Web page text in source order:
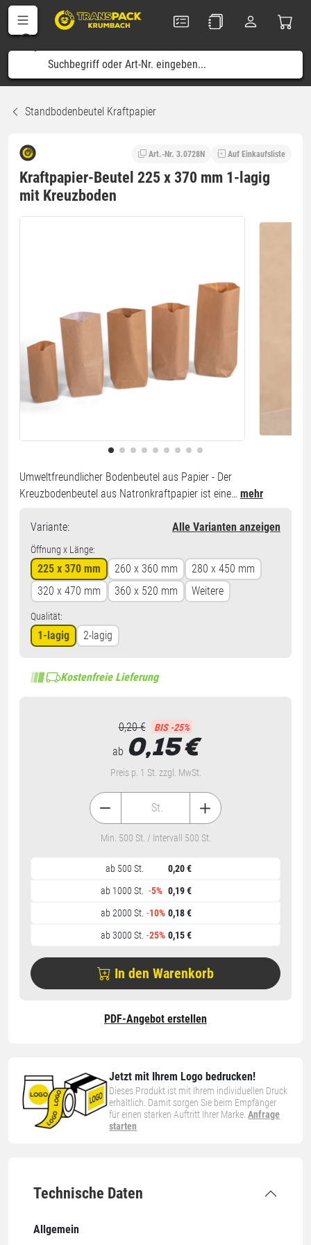
Standbodenbeutel Kraftpapier
Jetzt mit Ihrem Logo bedrucken!
Dieses Produkt ist mit Ihrem individuellen Druck
erhältlich. Damit sorgen Sie beim Empfänger
für einen starken Auftritt Ihrer Marke.Anfrage
starten
Technische Daten
Allgemein
Art.-Nr. 3.0728N Auf Einkaufsliste
Kraftpapier-Beutel 225 x 370 mm 1-lagig
mit Kreuzboden
Umweltfreundlicher Bodenbeutel aus Papier - Der
Kreuzbodenbeutel aus Natronkraftpapier ist eine… mehr
Variante: Alle Varianten anzeigen
Öffnung x Länge:
225 x 370 mm 260 x 360 mm
280 x 450 mm
320 x 470 mm
360 x 520 mm Weitere
Qualität:
1-lagig 2-lagig
Kostenfreie Lieferung
0,20 € BIS -25%
ab 0,15€
Preis p. 1 St. zzgl. MwSt.
ab 500 St.
0,20 €
ab 1000 St.
-5% 0,19 €
ab 2000 St. -10% 0,18 €
ab 3000 St. -25% 0,15 €
St.
Min. 500 St. / Intervall 500 St.
In den Warenkorb
PDF-Angebot erstellen